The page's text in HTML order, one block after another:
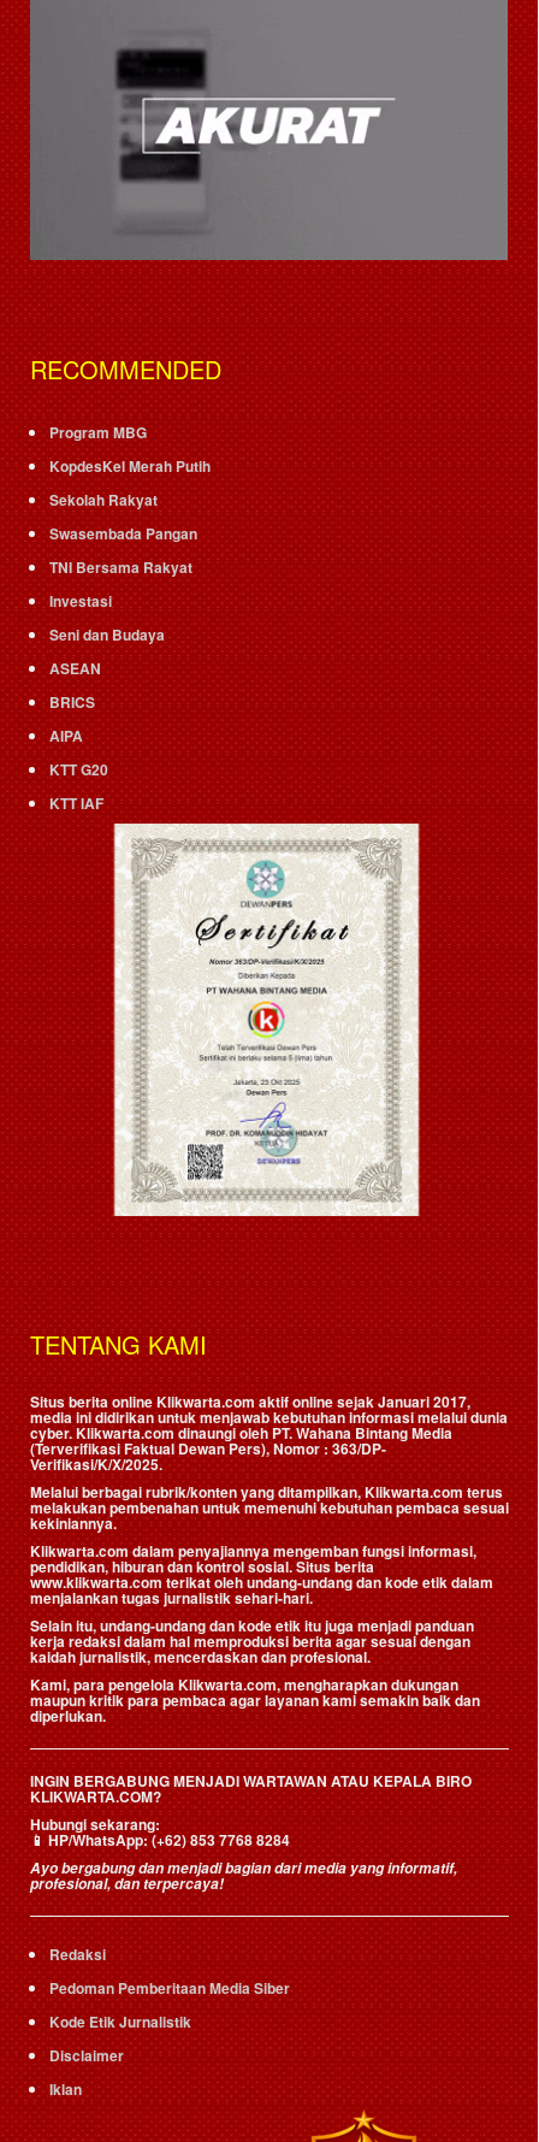
RECOMMENDED
Program MBG
KopdesKel Merah Putih
Sekolah Rakyat
Swasembada Pangan
TNI Bersama Rakyat
Investasi
Seni dan Budaya
ASEAN
BRICS
AIPA
KTT G20
KTT IAF
TENTANG KAMI
Situs berita online Klikwarta.com aktif online sejak Januari 2017,
media ini didirikan untuk menjawab kebutuhan informasi melalui dunia
cyber. Klikwarta.com dinaungi oleh PT. Wahana Bintang Media
(Terverifikasi Faktual Dewan Pers), Nomor : 363/DP-
Verifikasi/K/X/2025.
Melalui berbagai rubrik/konten yang ditampilkan, Klikwarta.com terus
melakukan pembenahan untuk memenuhi kebutuhan pembaca sesuai
kekiniannya.
Klikwarta.com dalam penyajiannya mengemban fungsi informasi,
pendidikan, hiburan dan kontrol sosial. Situs berita
www.klikwarta.com terikat oleh undang-undang dan kode etik dalam
menjalankan tugas jurnalistik sehari-hari.
Selain itu, undang-undang dan kode etik itu juga menjadi panduan
kerja redaksi dalam hal memproduksi berita agar sesuai dengan
kaidah jurnalistik, mencerdaskan dan profesional.
Kami, para pengelola Klikwarta.com, mengharapkan dukungan
maupun kritik para pembaca agar layanan kami semakin baik dan
diperlukan.
INGIN BERGABUNG MENJADI WARTAWAN ATAU KEPALA BIRO
KLIKWARTA.COM?
Hubungi sekarang:
📱HP/WhatsApp:(+62) 853 7768 8284
Ayo bergabung dan menjadi bagian dari media yang informatif,
profesional, dan terpercaya!
Redaksi
Pedoman Pemberitaan Media Siber
Kode Etik Jurnalistik
Disclaimer
Iklan